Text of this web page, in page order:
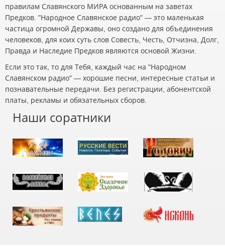
правилам Славянского МИРА основанным на заветах
Предков. "Народное Славянское радио" — это маленькая
частица огромной Державы, оно создано для объединения
человеков, для коих суть слов Совесть, Честь, Отчизна, Долг,
Правда и Наследие Предков являются основой Жизни.
Если это так, то для Тебя, каждый час на "Народном
Славянском радио" — хорошие песни, интересные статьи и
познавательные передачи. Без регистрации, абонентской
платы, рекламы и обязательных сборов.
Наши соратники